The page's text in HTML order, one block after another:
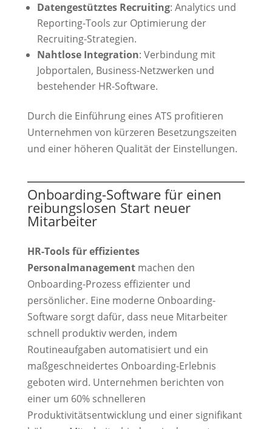
Datengestütztes Recruiting: Analytics und
Reporting-Tools zur Optimierung der
Recruiting-Strategien.
Nahtlose Integration: Verbindung mit
Jobportalen, Business-Netzwerken und
bestehender HR-Software.
Durch die Einführung eines ATS profitieren
Unternehmen von kürzeren Besetzungszeiten
und einer höheren Qualität der Einstellungen.
Onboarding-Software für einen
reibungslosen Start neuer
Mitarbeiter
HR-Tools für effizientes
Personalmanagementmachen den
Onboarding-Prozess effizienter und
persönlicher. Eine moderne Onboarding-
Software sorgt dafür, dass neue Mitarbeiter
schnell produktiv werden, indem
Routineaufgaben automatisiert und ein
maßgeschneidertes Onboarding-Erlebnis
geboten wird. Unternehmen berichten von
einer um 60% schnelleren
Produktivitätsentwicklung und einer signifikant